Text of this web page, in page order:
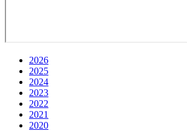
2026
2025
2024
2023
2022
2021
2020